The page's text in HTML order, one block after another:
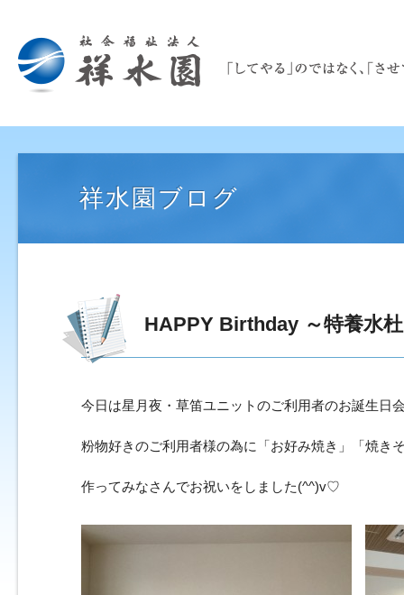
祥水園ブログ
HAPPY Birthday ～特養水
今日は星月夜・草笛ユニットのご利用者のお誕生日
粉物好きのご利用者様の為に「お好み焼き」「焼き
作ってみなさんでお祝いをしました(^^)v♡